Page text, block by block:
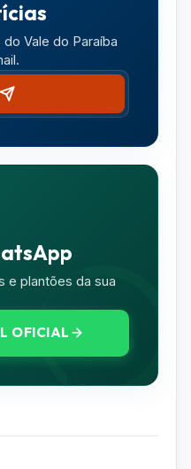
Vale do Paraíba
e plantões da sua
OFICIAL